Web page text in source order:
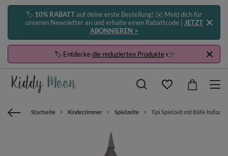
🏷️ 10% RABATTauf deine erste Bestellung! ✉️ Meld dich für
unseren Newsletter an und erhalte einen Rabattcode | JETZT
ABONNIEREN >
🏷️ Entdeckedie reduzierten Produkte👉
Startseite Kinderzimmer Spielzelte Tipi Spielzelt mit Bälle